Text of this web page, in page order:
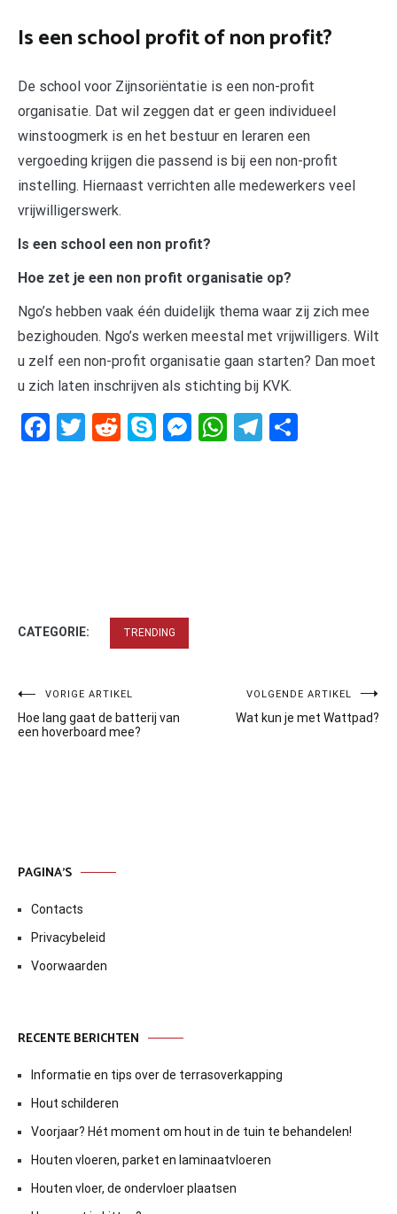
Is een school profit of non profit?
De school voor Zijnsoriëntatie is een non-profit
organisatie. Dat wil zeggen dat er geen individueel
winstoogmerk is en het bestuur en leraren een
vergoeding krijgen die passend is bij een non-profit
instelling. Hiernaast verrichten alle medewerkers veel
vrijwilligerswerk.
Is een school een non profit?
Hoe zet je een non profit organisatie op?
Ngo’s hebben vaak één duidelijk thema waar zij zich mee
bezighouden. Ngo’s werken meestal met vrijwilligers. Wilt
u zelf een non-profit organisatie gaan starten? Dan moet
u zich laten inschrijven als stichting bij KVK.
Facebook
Twitter
RedditSkypeMessenger
WhatsApp
Telegram
CATEGORIE: TRENDING
Bericht
navigatie
VORIGE ARTIKEL
Hoe lang gaat de batterij van
een hoverboard mee?
VOLGENDE ARTIKEL
Wat kun je met Wattpad?
PAGINA’S
Contacts
Privacybeleid
Voorwaarden
RECENTE BERICHTEN
Informatie en tips over de terrasoverkapping
Hout schilderen
Voorjaar? Hét moment om hout in de tuin te behandelen!
Houten vloeren, parket en laminaatvloeren
Houten vloer, de ondervloer plaatsen